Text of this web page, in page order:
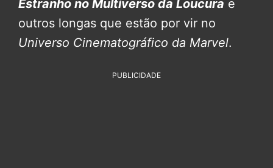
Estranho no Multiverso da Loucura e
outros longas que estão por vir no
Universo Cinematográfico da Marvel.
PUBLICIDADE